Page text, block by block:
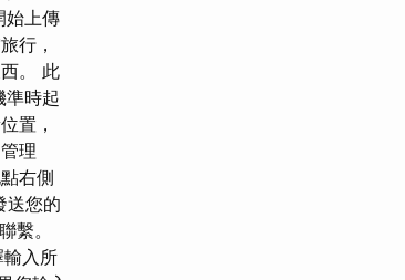
始上傳
行，
。 此
準時起
置，
理
右側
送您的
繫。
入所